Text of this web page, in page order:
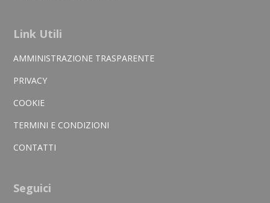
Link Utili
AMMINISTRAZIONE TRASPARENTE
PRIVACY
COOKIE
TERMINI E CONDIZIONI
CONTATTI
Seguici